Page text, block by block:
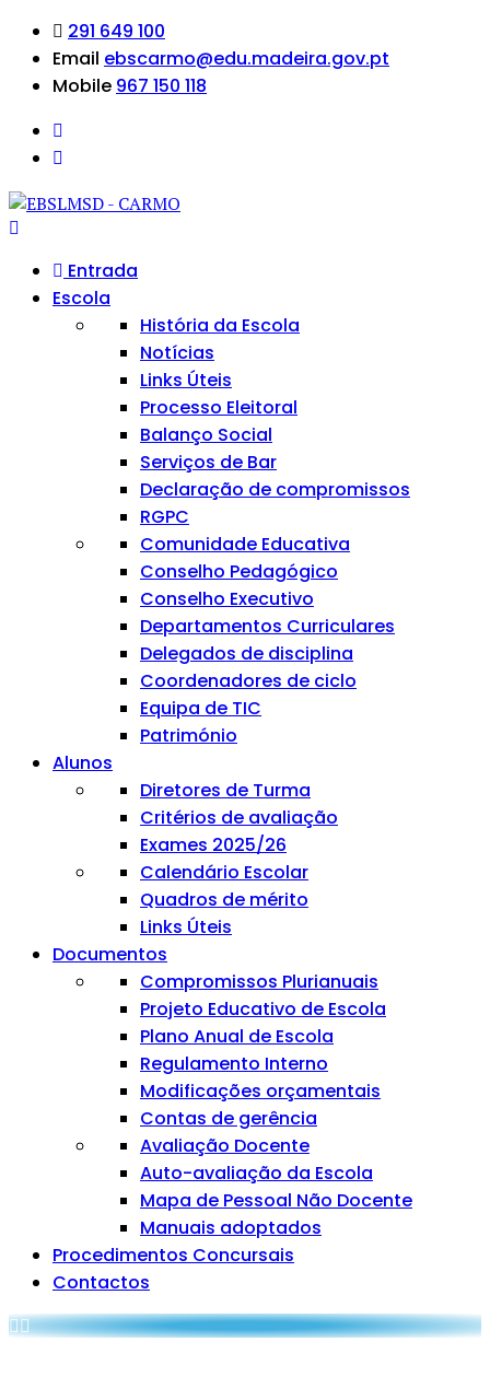
291 649 100
Email ebscarmo@edu.madeira.gov.pt
Mobile 967 150 118
Entrada
Escola
História da Escola
Notícias
Links Úteis
Processo Eleitoral
Balanço Social
Serviços de Bar
Declaração de compromissos
RGPC
Comunidade Educativa
Conselho Pedagógico
Conselho Executivo
Departamentos Curriculares
Delegados de disciplina
Coordenadores de ciclo
Equipa de TIC
Património
Alunos
Diretores de Turma
Critérios de avaliação
Exames 2025/26
Calendário Escolar
Quadros de mérito
Links Úteis
Documentos
Compromissos Plurianuais
Projeto Educativo de Escola
Plano Anual de Escola
Regulamento Interno
Modificações orçamentais
Contas de gerência
Avaliação Docente
Auto-avaliação da Escola
Mapa de Pessoal Não Docente
Manuais adoptados
Procedimentos Concursais
Contactos